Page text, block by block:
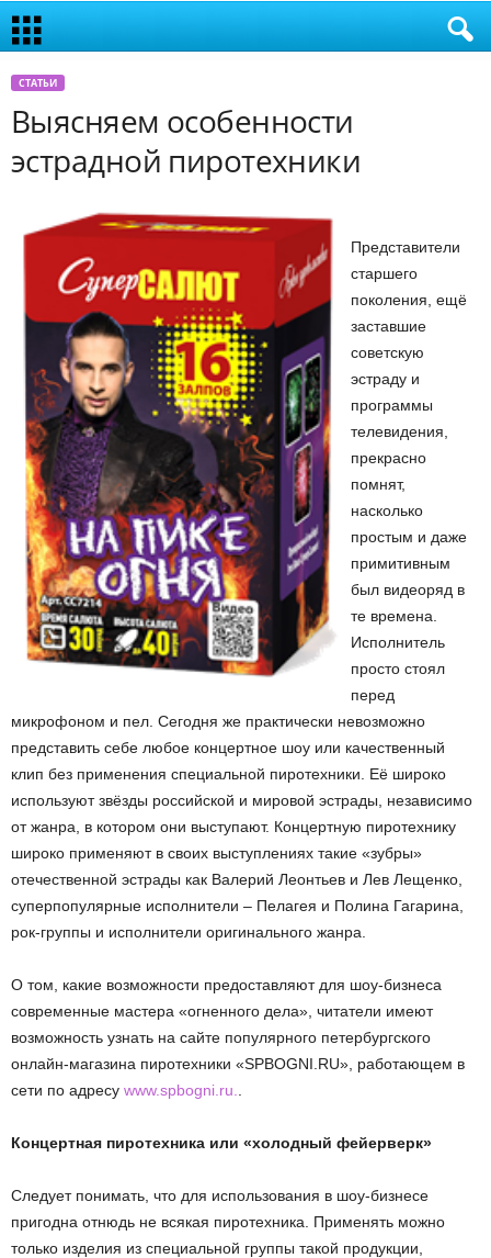
СТАТЬИ
Выясняем особенности
эстрадной пиротехники
Представители
старшего
поколения, ещё
заставшие
советскую
эстраду и
программы
телевидения,
прекрасно
помнят,
насколько
простым и даже
примитивным
был видеоряд в
те времена.
Исполнитель
просто стоял
перед
микрофоном и пел. Сегодня же практически невозможно
представить себе любое концертное шоу или качественный
клип без применения специальной пиротехники. Её широко
используют звёзды российской и мировой эстрады, независимо
от жанра, в котором они выступают. Концертную пиротехнику
широко применяют в своих выступлениях такие «зубры»
отечественной эстрады как Валерий Леонтьев и Лев Лещенко,
суперпопулярные исполнители – Пелагея и Полина Гагарина,
рок-группы и исполнители оригинального жанра.
О том, какие возможности предоставляют для шоу-бизнеса
современные мастера «огненного дела», читатели имеют
возможность узнать на сайте популярного петербургского
онлайн-магазина пиротехники «SPBOGNI.RU», работающем в
сети по адресу www.spbogni.ru.
Концертная пиротехника или «холодный фейерверк»
Следует понимать, что для использования в шоу-бизнесе
пригодна отнюдь не всякая пиротехника. Применять можно
только изделия из специальной группы такой продукции,